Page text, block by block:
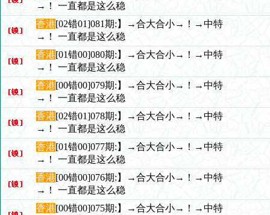
→！ 一直都是这么稳
香港[02错01]081期:】→合大合小→！→中特
→！ 一直都是这么稳
香港[01错00]080期:】→合大合小→！→中特
→！ 一直都是这么稳
香港[00错00]079期:】→合大合小→！→中特
→！ 一直都是这么稳
香港[02错01]078期:】→合大合小→！→中特
→！ 一直都是这么稳
香港[01错00]077期:】→合大合小→！→中特
→！ 一直都是这么稳
香港[00错00]076期:】→合大合小→！→中特
→！ 一直都是这么稳
香港[00错00]075期:】→合大合小→！→中特